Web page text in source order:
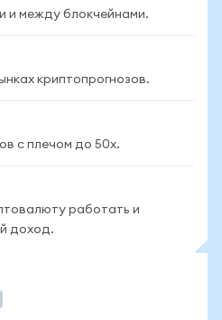
и между блокчейнами.
криптопрогнозов.
с плечом до 50x.
работать и
доход.